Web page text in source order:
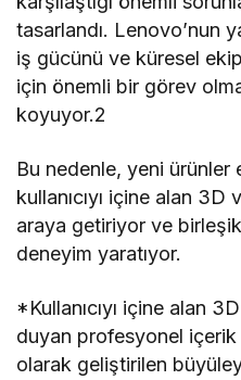
tasarlandı. Lenovo’nun
iş gücünü ve küresel
için önemli bir görev
koyuyor.2
Bu nedenle, yeni
kullanıcıyı içine alan
araya getiriyor ve
deneyim yaratıyor.
*Kullanıcıyı içine alan
duyan profesyonel
olarak geliştirilen